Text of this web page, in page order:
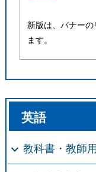
新版は、バナー
ます。
英語
教科書・教師